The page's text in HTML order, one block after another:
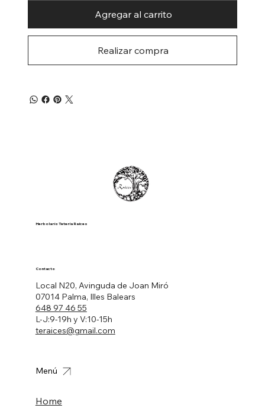
Agregar al carrito
Realizar compra
Herbolario Tetería Raíces
Local N20, Avinguda de Joan Miró
07014 Palma, Illes Balears
648 97 46 55
L-J:9-19h y V:10-15h
teraices@gmail.com
Contacto
Home
Menú